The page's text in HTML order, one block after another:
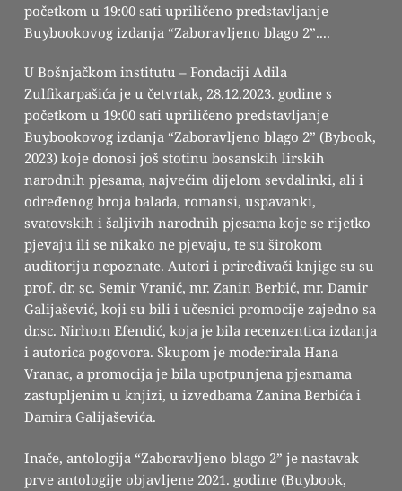
početkom u 19:00 sati upriličeno predstavljanje
Buybookovog izdanja “Zaboravljeno blago 2”....
U Bošnjačkom institutu – Fondaciji Adila
Zulfikarpašića je u četvrtak, 28.12.2023. godine s
početkom u 19:00 sati upriličeno predstavljanje
Buybookovog izdanja “Zaboravljeno blago 2” (Bybook,
2023) koje donosi još stotinu bosanskih lirskih
narodnih pjesama, najvećim dijelom sevdalinki, ali i
određenog broja balada, romansi, uspavanki,
svatovskih i šaljivih narodnih pjesama koje se rijetko
pjevaju ili se nikako ne pjevaju, te su širokom
auditoriju nepoznate. Autori i priređivači knjige su su
prof. dr. sc. Semir Vranić, mr. Zanin Berbić, mr. Damir
Galijašević, koji su bili i učesnici promocije zajedno sa
dr.sc. Nirhom Efendić, koja je bila recenzentica izdanja
i autorica pogovora. Skupom je moderirala Hana
Vranac, a promocija je bila upotpunjena pjesmama
zastupljenim u knjizi, u izvedbama Zanina Berbića i
Damira Galijaševića.
Inače, antologija “Zaboravljeno blago 2” je nastavak
prve antologije objavljene 2021. godine (Buybook,